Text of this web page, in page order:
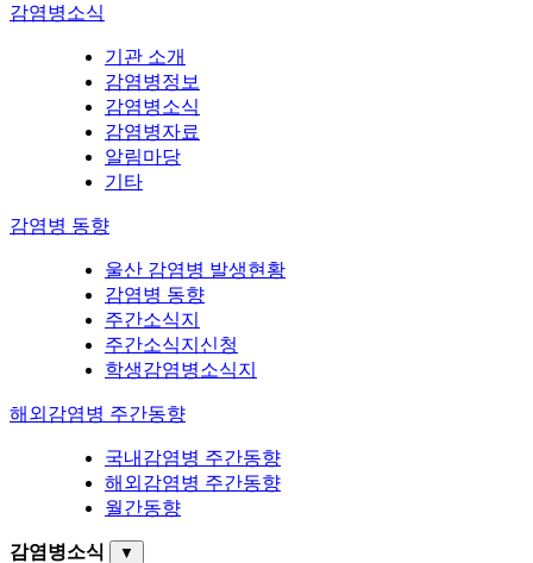
감염병소식
기관 소개
감염병정보
감염병소식
감염병자료
알림마당
기타
감염병 동향
울산 감염병 발생현황
감염병 동향
주간소식지
주간소식지신청
학생감염병소식지
해외감염병 주간동향
국내감염병 주간동향
해외감염병 주간동향
월간동향
감염병소식 ▼